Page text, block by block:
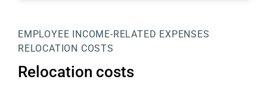
EMPLOYEE INCOME-RELATED EXPENSES
RELOCATION COSTS
Relocation costs